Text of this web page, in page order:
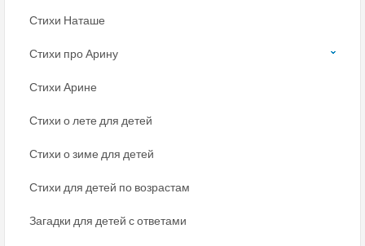
Стихи Наташе
Стихи про Арину
Стихи Арине
Стихи о лете для детей
Стихи о зиме для детей
Стихи для детей по возрастам
Загадки для детей с ответами